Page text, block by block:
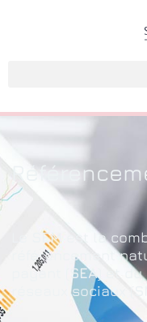
SEM est la
référencement
payant (
SEA) et
réseaux sociaux (